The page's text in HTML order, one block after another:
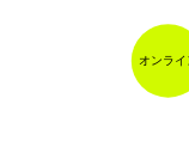
オンライ